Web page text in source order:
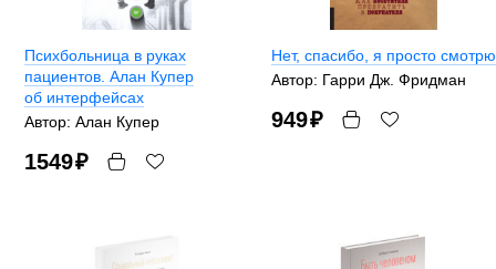
Психбольница в руках
пациентов. Алан Купер
об интерфейсах
Автор: Алан Купер
1549₽
Нет, спасибо, я просто смотрю
Автор: Гарри Дж. Фридман
949₽